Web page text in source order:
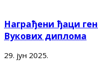
Награђени ђаци
Вукових диплома
29. јун 2025.